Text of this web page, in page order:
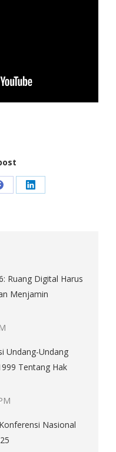
Share
Ruang Digital Harus
Menjamin
Undang-Undang
Tentang Hak
Nasional